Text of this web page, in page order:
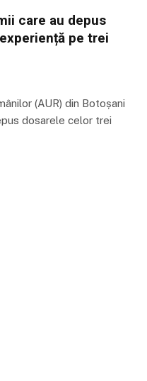
care au depus
pe trei
(AUR) din Botoșani
dosarele celor trei